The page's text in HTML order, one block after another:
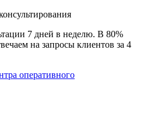
7 дней в неделю. В 80%
на запросы клиентов за 4
оперативного